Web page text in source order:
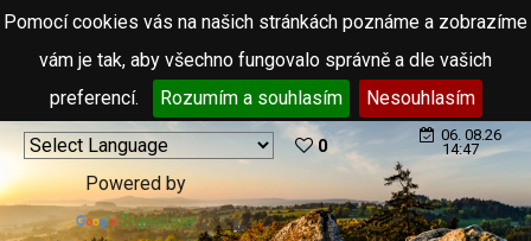
Pomocí cookies vás na našich stránkách poznáme a zobrazíme
vám je tak, aby všechno fungovalo správně a dle vašich
preferencí.
Rozumím a souhlasím Nesouhlasím
Powered by
Translate
0
06. 08.26
14:47